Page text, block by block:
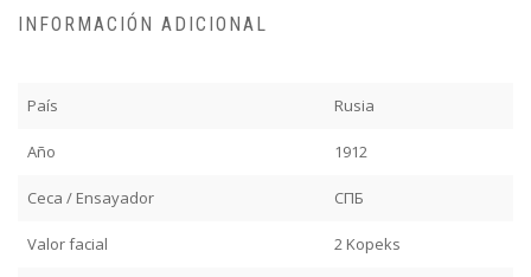
INFORMACIÓN ADICIONAL
País Rusia
Año 1912
Ceca / Ensayador СПБ
Valor facial 2 Kopeks